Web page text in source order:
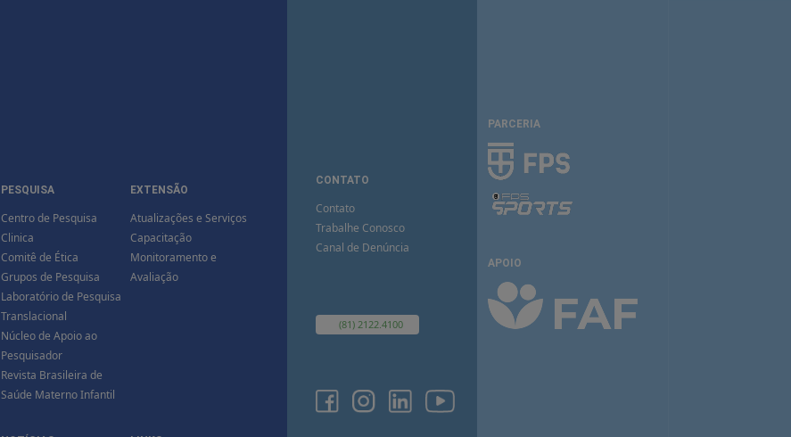
PESQUISA
Centro de Pesquisa
Clinica
Comitê de Ética
Grupos de Pesquisa
Laboratório de Pesquisa
Translacional
Núcleo de Apoio ao
Pesquisador
Revista Brasileira de
Saúde Materno Infantil
EXTENSÃO
Atualizações e Serviços
Capacitação
Monitoramento e
Avaliação
CONTATO
Contato
Trabalhe Conosco
Canal de Denúncia
(81) 2122.4100
PARCERIA
APOIO